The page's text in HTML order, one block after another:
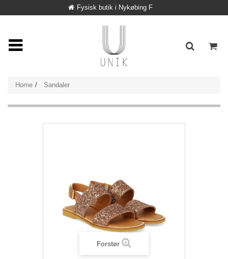
Fysisk butik i Nykøbing F
Home Sandaler
Forstør